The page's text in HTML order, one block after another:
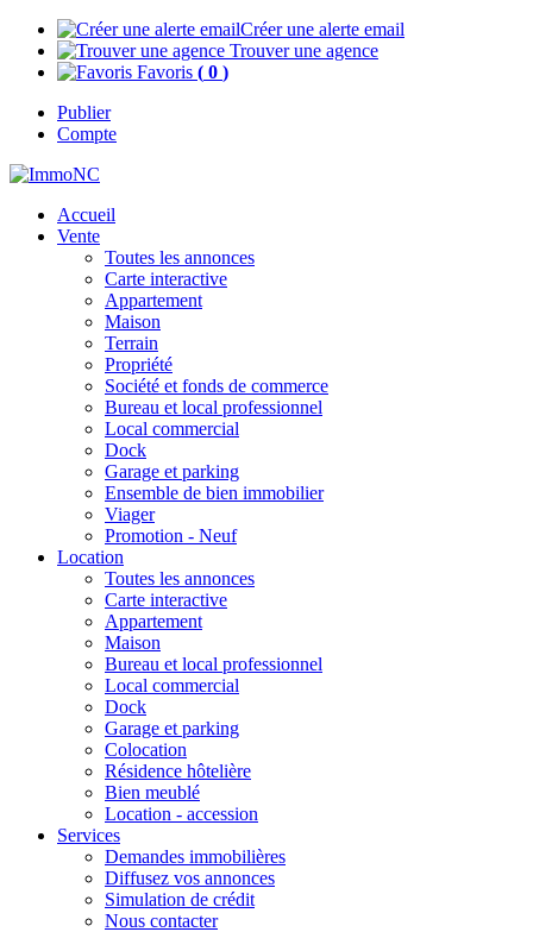
Créer une alerte email
Trouver une agence
Favoris ( 0 )
Publier
Compte
Accueil
Vente
Toutes les annonces
Carte interactive
Appartement
Maison
Terrain
Propriété
Société et fonds de commerce
Bureau et local professionnel
Local commercial
Dock
Garage et parking
Ensemble de bien immobilier
Viager
Promotion - Neuf
Location
Toutes les annonces
Carte interactive
Appartement
Maison
Bureau et local professionnel
Local commercial
Dock
Garage et parking
Colocation
Résidence hôtelière
Bien meublé
Location - accession
Services
Demandes immobilières
Diffusez vos annonces
Simulation de crédit
Nous contacter